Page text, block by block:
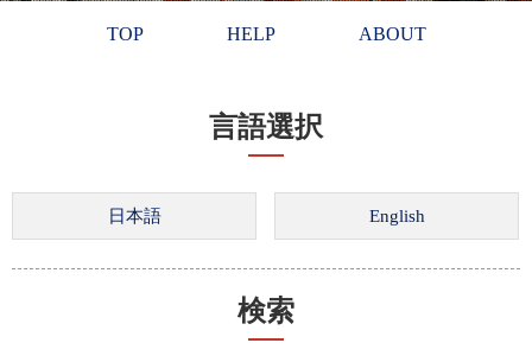
TOP HELP ABOUT
言語選択
検索